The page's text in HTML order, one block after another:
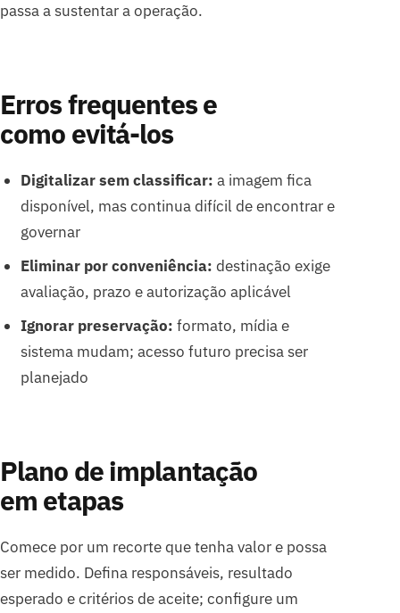
passa a sustentar a operação.
Erros frequentes e
como evitá-los
Digitalizar sem classificar: a imagem fica
disponível, mas continua difícil de encontrar e
governar
Eliminar por conveniência: destinação exige
avaliação, prazo e autorização aplicável
Ignorar preservação: formato, mídia e
sistema mudam; acesso futuro precisa ser
planejado
Plano de implantação
em etapas
Comece por um recorte que tenha valor e possa
ser medido. Defina responsáveis, resultado
esperado e critérios de aceite; configure um